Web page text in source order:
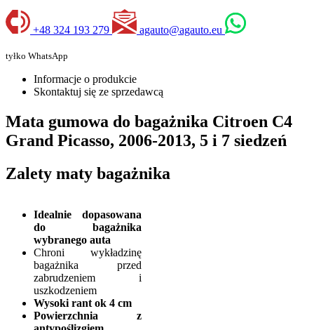
+48 324 193 279 agauto@agauto.eu
tyłko WhatsApp
Informacje o produkcie
Skontaktuj się ze sprzedawcą
Mata gumowa do bagażnika Citroen C4
Grand Picasso, 2006-2013, 5 i 7 siedzeń
Zalety maty bagażnika
Idealnie dopasowana
do bagażnika
wybranego auta
Chroni wykładzinę
bagażnika przed
zabrudzeniem i
uszkodzeniem
Wysoki rant ok 4 cm
Powierzchnia z